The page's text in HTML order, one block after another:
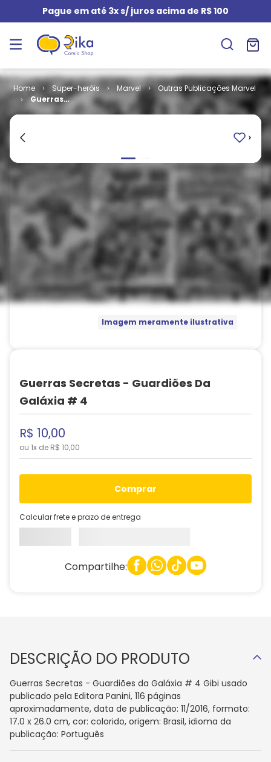
Pague em até 3x s/ juros acima de R$ 100
Super-heróis Marvel
Outras Publicações Marvel
Guerras
Secretas -
Imagem meramente ilustrativa
Guerras Secretas - Guardiões Da
Galáxia # 4
R$ 10,00
ou 1x de R$ 10,00
comprar
Calcular frete e prazo de entrega
Compartilhe:
DESCRIÇÃO DO PRODUTO
Guerras Secretas - Guardiões da Galáxia # 4 Gibi usado
publicado pela Editora Panini, 116 páginas
aproximadamente, data de publicação: 11/2016, formato:
17.0 x 26.0 cm, cor: colorido, origem: Brasil, idioma da
publicação: Português